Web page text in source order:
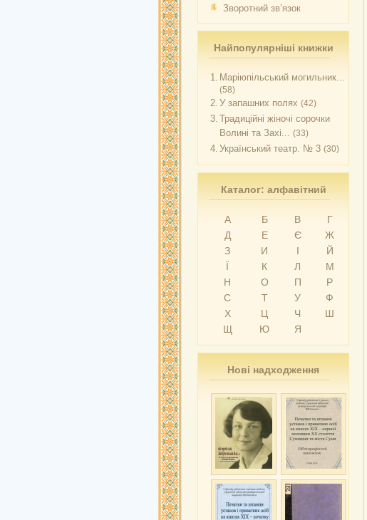
Зворотний зв’язок
Найпопулярніші книжки
1. Маріюпільський могильник...
(58)
2. У запашних полях (42)
3. Традиційні жіночі сорочки
Волині та Захі... (33)
4. Український театр. № 3 (30)
Каталог: алфавітний
А Б В
Г
Д
Е Є
Ж
З
И І
Й
Ї
К Л
М
Н
О П
Р
С
Т У
Ф
Х
Ц Ч
Ш
Щ
Ю Я
Нові надходження